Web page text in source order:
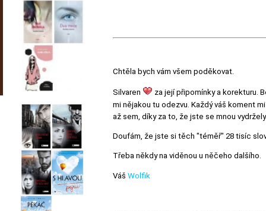
Chtěla bych vám všem poděkovat.
Silvaren
za její připomínky a korekturu.
mi nějakou tu odezvu. Každý váš koment
až sem, díky za to, že jste se mnou
Doufám, že jste si těch "téměř" 28 tisíc
Třeba někdy na viděnou u něčeho dalšího.
Váš Wolfik